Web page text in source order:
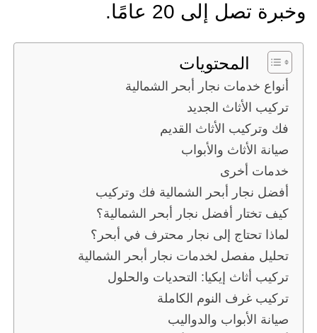
تصل إلى 20 عامًا.
المحتويات
أنواع خدمات نجار أبحر الشمالية
تركيب الأثاث الجديد
فك وتركيب الأثاث القديم
صيانة الأثاث والأبواب
خدمات أخرى
أفضل نجار أبحر الشمالية فك وتركيب
كيف تختار أفضل نجار أبحر الشمالية؟
لماذا تحتاج إلى نجار محترف في أبحر؟
تحليل مفصل لخدمات نجار أبحر الشمالية
تركيب أثاث إيكيا: التحديات والحلول
تركيب غرف النوم الكاملة
صيانة الأبواب والدواليب